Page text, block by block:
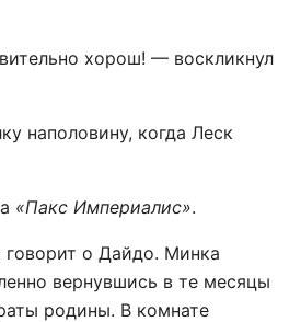
хорош! — воскликнул
наполовину, когда Леск
«Пакс Империалис».
говорит о Дайдо. Минка
вернувшись в те месяцы
родины. В комнате